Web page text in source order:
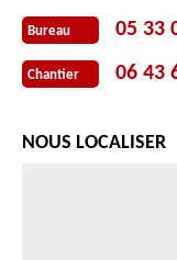
Bureau 05 33
Chantier 06 43
NOUS LOCALISER